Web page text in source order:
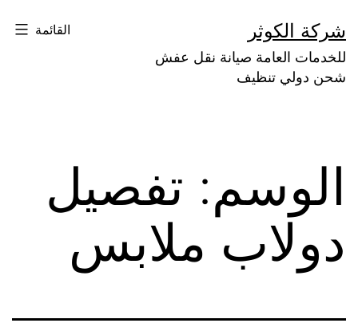
إلى
المحتوى
شركة الكوثر
للخدمات العامة صيانة نقل عفش
شحن دولي تنظيف
القائمة
الوسم: تفصيل
دولاب ملابس